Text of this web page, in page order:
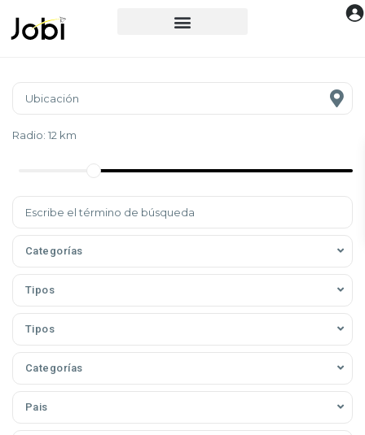
Radio: 12 km
Categorías
Tipos
Tipos
Categorías
Pais